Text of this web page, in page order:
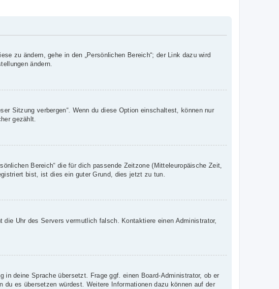
zu ändern, gehe in den „Persönlichen Bereich“; der Link dazu wird
ändern.
Sitzung verbergen“. Wenn du diese Option einschaltest, können nur
gezählt.
Bereich“ die für dich passende Zeitzone (Mitteleuropäische Zeit,
bist, ist dies ein guter Grund, dies jetzt zu tun.
Uhr des Servers vermutlich falsch. Kontaktiere einen Administrator,
deine Sprache übersetzt. Frage ggf. einen Board-Administrator, ob er
es übersetzen würdest. Weitere Informationen dazu können auf der